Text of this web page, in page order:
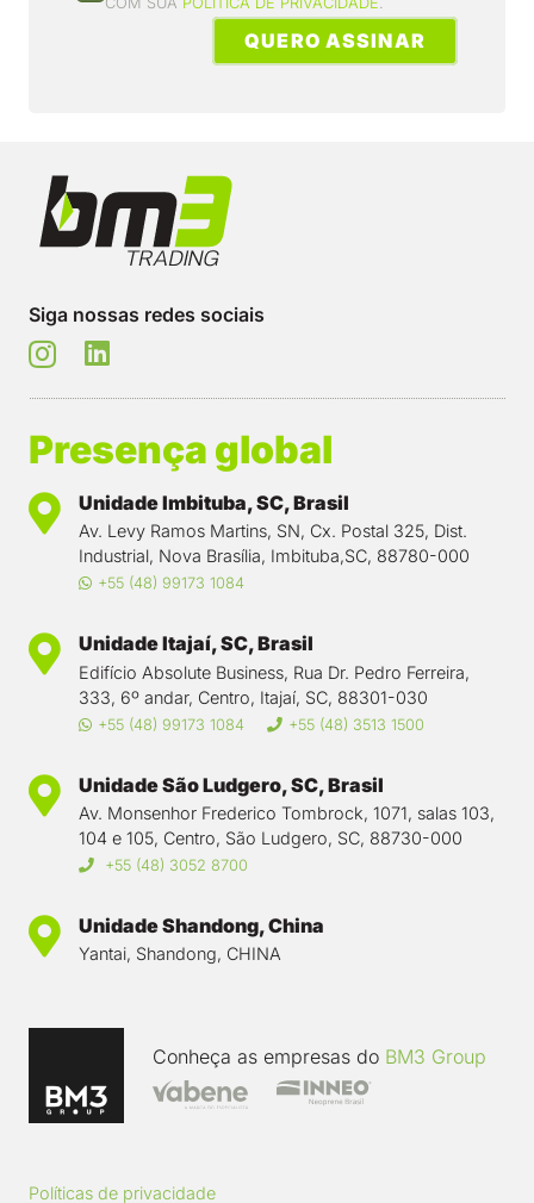
QUERO ASSINAR
Siga nossas redes sociais
Presença global
Unidade Imbituba, SC, Brasil
Av. Levy Ramos Martins, SN, Cx. Postal 325, Dist.
Industrial, Nova Brasília, Imbituba,SC, 88780-000
+55 (48) 99173 1084
Unidade Itajaí, SC, Brasil
Edifício Absolute Business, Rua Dr. Pedro Ferreira,
333, 6º andar, Centro, Itajaí, SC, 88301-030
+55 (48) 99173 1084 +55 (48) 3513 1500
Unidade São Ludgero, SC, Brasil
Av. Monsenhor Frederico Tombrock, 1071, salas 103,
104 e 105, Centro, São Ludgero, SC, 88730-000
+55 (48) 3052 8700
Unidade Shandong, China
Yantai, Shandong, CHINA
Conheça as empresas do BM3 Group
Políticas de privacidade